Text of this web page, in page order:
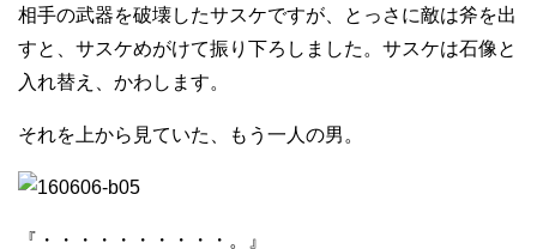
相手の武器を破壊したサスケですが、とっさに敵は斧を出
すと、サスケめがけて振り下ろしました。サスケは石像と
入れ替え、かわします。
それを上から見ていた、もう一人の男。
『・・・・・・・・・・。』